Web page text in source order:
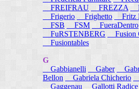
FREIFRAU
FREZZA
Frigerio
Frighetto Fritz
FSB
FSM FueraDentro
FuRSTENBERG
Fusion
Fusiontables
G
Gabbianelli
Gaber
Bellon
Gabriela Chicherio
Gaggenau
Gallotti Radice